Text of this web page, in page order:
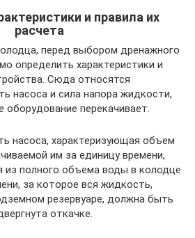
и правила их
расчета
перед выбором дренажного
определить характеристики и
Сюда относятся
насоса и сила напора жидкости,
оборудование перекачивает.
насоса, характеризующая объем
им за единицу времени,
из полного объема воды в колодце
за которое вся жидкость,
резервуаре, должна быть
откачке.